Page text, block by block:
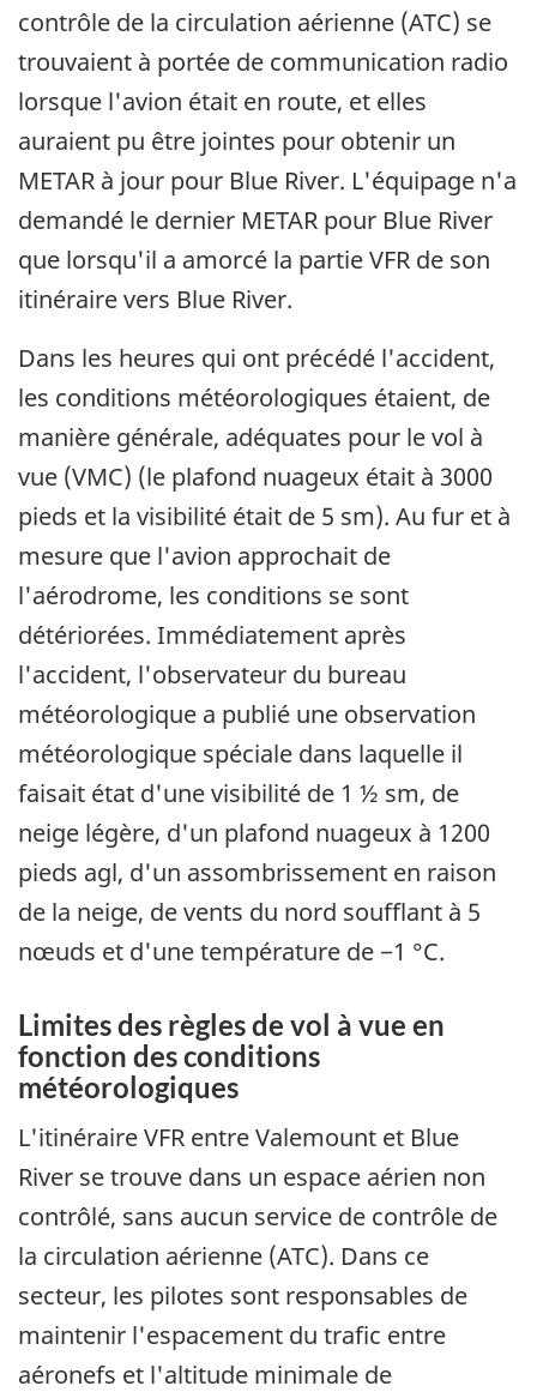
contrôle de la circulation aérienne (ATC) se
trouvaient à portée de communication radio
lorsque l'avion était en route, et elles
auraient pu être jointes pour obtenir un
METAR à jour pour Blue River. L'équipage n'a
demandé le dernier METAR pour Blue River
que lorsqu'il a amorcé la partie VFR de son
itinéraire vers Blue River.
Dans les heures qui ont précédé l'accident,
les conditions météorologiques étaient, de
manière générale, adéquates pour le vol à
vue (VMC) (le plafond nuageux était à 3000
pieds et la visibilité était de 5 sm). Au fur et à
mesure que l'avion approchait de
l'aérodrome, les conditions se sont
détériorées. Immédiatement après
l'accident, l'observateur du bureau
météorologique a publié une observation
météorologique spéciale dans laquelle il
faisait état d'une visibilité de 1 ½ sm, de
neige légère, d'un plafond nuageux à 1200
pieds agl, d'un assombrissement en raison
de la neige, de vents du nord soufflant à 5
nœuds et d'une température de −1 °C.
Limites des règles de vol à vue en
fonction des conditions
météorologiques
L'itinéraire VFR entre Valemount et Blue
River se trouve dans un espace aérien non
contrôlé, sans aucun service de contrôle de
la circulation aérienne (ATC). Dans ce
secteur, les pilotes sont responsables de
maintenir l'espacement du trafic entre
aéronefs et l'altitude minimale de